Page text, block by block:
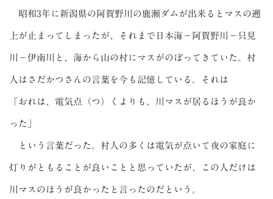
昭和3年に新潟県の阿賀野川の鹿瀬ダムが出来るとマスの遡
上が止まってしまったが、それまで日本海－阿賀野川－只見
川－伊南川と、海から山の村にマスがのぼってきていた。村
人はさだかつさんの言葉を今も記憶している。それは
「おれは、電気点（つ）くよりも、川マスが居るほうが良か
った」
という言葉だった。村人の多くは電気が点いて夜の家庭に
灯りがともることが良いことと思っていたが、この人だけは
川マスのほうが良かったと言ったのだという。